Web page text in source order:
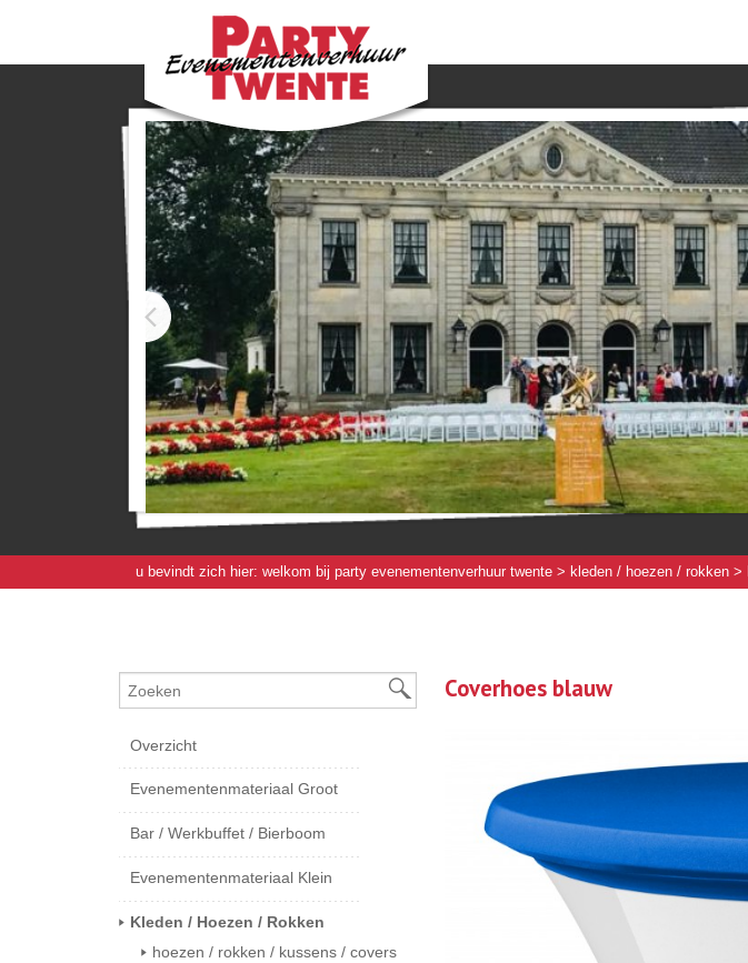
u bevindt zich hier: welkom bij party evenementenverhuur twente > kleden / hoezen / rokken >
Overzicht
Evenementenmateriaal Groot
Bar / Werkbuffet / Bierboom
Evenementenmateriaal Klein
Kleden / Hoezen / Rokken
hoezen / rokken / kussens / covers
Coverhoes blauw